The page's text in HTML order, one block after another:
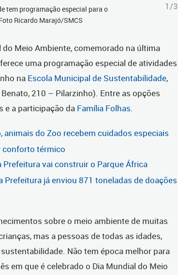
tem programação especial para o
Ricardo Marajó/SMCS
1/3
Meio Ambiente, comemorado na última
uma programação especial de atividades
na Escola Municipal de Sustentabilidade,
210 – Pilarzinho). Entre as opções
e a participação da Família Folhas.
animais do Zoo recebem cuidados especiais
conforto térmico
Prefeitura vai construir o Parque África
Prefeitura já enviou 871 toneladas de doações
sobre o meio ambiente de muitas
mas a pessoas de todas as idades,
Não tem época melhor para
em que é celebrado o Dia Mundial do Meio